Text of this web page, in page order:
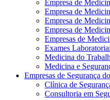
Empresa de
Empresa de
Empresa de
Empresa de
Empresas de
Exames
Medicina do
Medicina e
Empresas de Segurança
Clínica de
Consultoria em